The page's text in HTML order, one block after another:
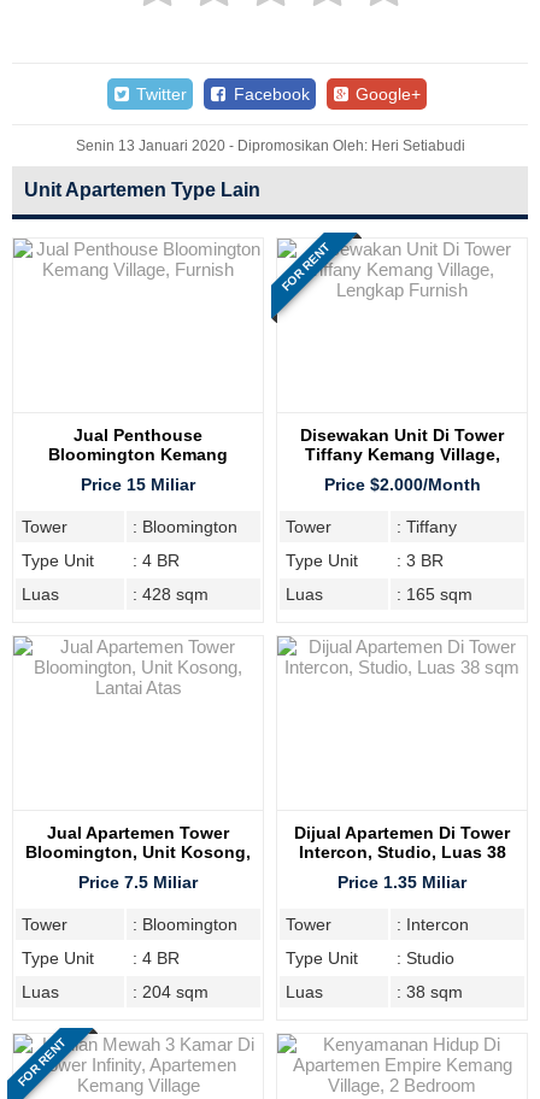
Twitter Facebook Google+
Senin 13 Januari 2020 - Dipromosikan Oleh: Heri Setiabudi
Unit Apartemen Type Lain
Jual Penthouse
Bloomington Kemang
Price 15 Miliar
Tower
: Bloomington
Type Unit
: 4 BR
Luas
: 428 sqm
FOR RENT
Disewakan Unit Di Tower
Tiffany Kemang Village,
Lengkap Furnish
Price $2.000/Month
Tower
: Tiffany
Type Unit
: 3 BR
Luas
: 165 sqm
Jual Apartemen Tower
Bloomington, Unit Kosong,
Price 7.5 Miliar
Tower
: Bloomington
Type Unit
: 4 BR
Luas
: 204 sqm
Dijual Apartemen Di Tower
Intercon, Studio, Luas 38
Price 1.35 Miliar
Tower
: Intercon
Type Unit
: Studio
Luas
: 38 sqm
FOR RENT